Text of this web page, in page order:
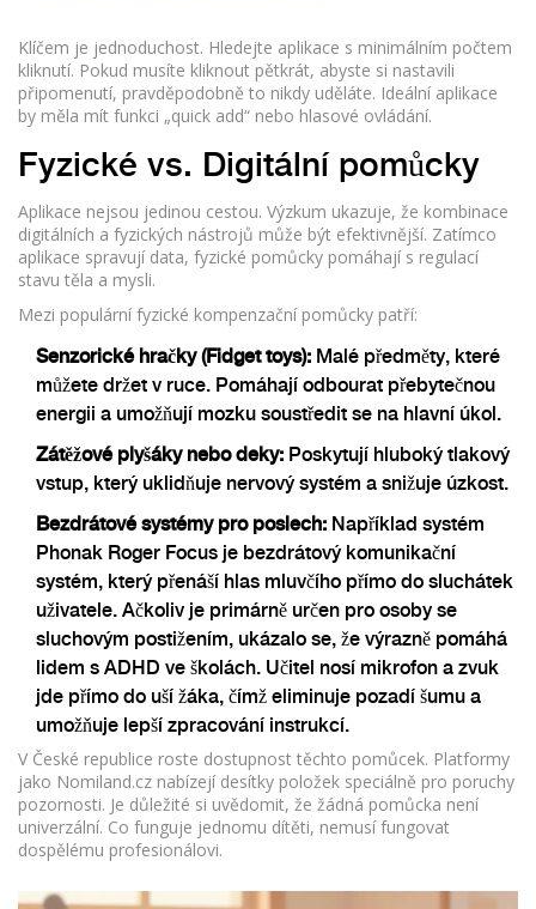
Klíčem je jednoduchost. Hledejte aplikace s minimálním počtem
kliknutí. Pokud musíte kliknout pětkrát, abyste si nastavili
připomenutí, pravděpodobně to nikdy uděláte. Ideální aplikace
by měla mít funkci „quick add“ nebo hlasové ovládání.
Fyzické vs. Digitální pomůcky
Aplikace nejsou jedinou cestou. Výzkum ukazuje, že kombinace
digitálních a fyzických nástrojů může být efektivnější. Zatímco
aplikace spravují data, fyzické pomůcky pomáhají s regulací
stavu těla a mysli.
Mezi populární fyzické kompenzační pomůcky patří:
Senzorické hračky (Fidget toys): Malé předměty, které
můžete držet v ruce. Pomáhají odbourat přebytečnou
energii a umožňují mozku soustředit se na hlavní úkol.
Zátěžové plyšáky nebo deky: Poskytují hluboký tlakový
vstup, který uklidňuje nervový systém a snižuje úzkost.
Bezdrátové systémy pro poslech: Například systém
Phonak Roger Focus je bezdrátový komunikační
systém, který přenáší hlas mluvčího přímo do sluchátek
uživatele. Ačkoliv je primárně určen pro osoby se
sluchovým postižením, ukázalo se, že výrazně pomáhá
lidem s ADHD ve školách. Učitel nosí mikrofon a zvuk
jde přímo do uší žáka, čímž eliminuje pozadí šumu a
umožňuje lepší zpracování instrukcí.
V České republice roste dostupnost těchto pomůcek. Platformy
jako Nomiland.cz nabízejí desítky položek speciálně pro poruchy
pozornosti. Je důležité si uvědomit, že žádná pomůcka není
univerzální. Co funguje jednomu dítěti, nemusí fungovat
dospělému profesionálovi.